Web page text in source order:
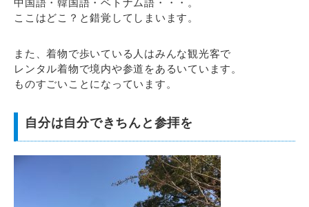
中国語・韓国語・ベトナム語・・・。
ここはどこ？と錯覚してしまいます。
また、着物で歩いている人はみんな観光客で
レンタル着物で境内や参道をあるいています。
ものすごいことになっています。
自分は自分できちんと参拝を